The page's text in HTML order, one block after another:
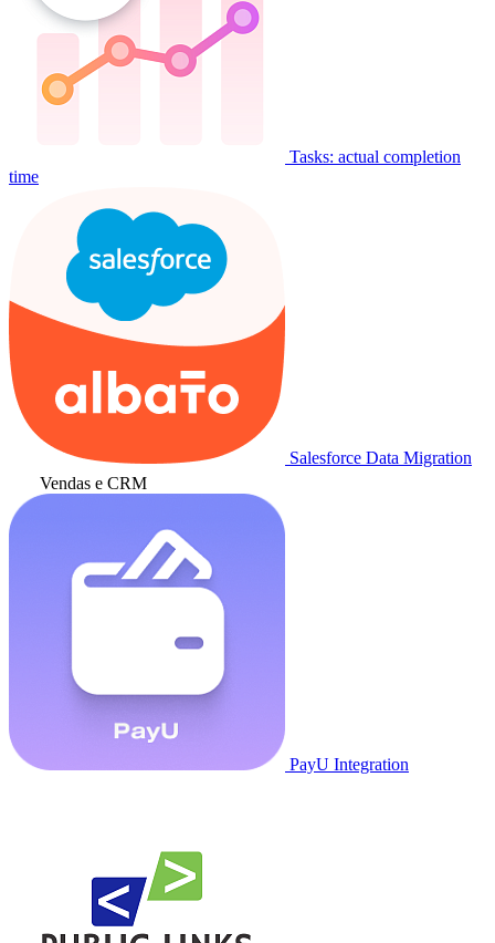
Tasks: actual completion
time
Salesforce Data Migration
Vendas e CRM
PayU Integration